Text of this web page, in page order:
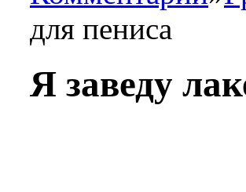
для пениса
Я заведу